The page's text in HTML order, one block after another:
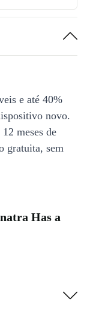
e até 40%
novo.
meses de
gratuita, sem
Has a